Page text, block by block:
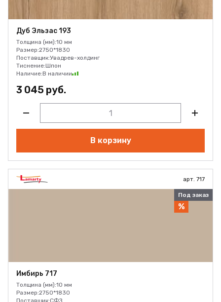
Дуб Эльзас 193
Толщина (мм):10 мм
Размер:2750*1830
Поставщик:Увадрев-холдинг
Тиснение:Шпон
Наличие:В наличии
3 045 руб.
В корзину
арт. 717
Под заказ
%
Имбирь 717
Толщина (мм):10 мм
Размер:2750*1830
Поставщик:СФЗ